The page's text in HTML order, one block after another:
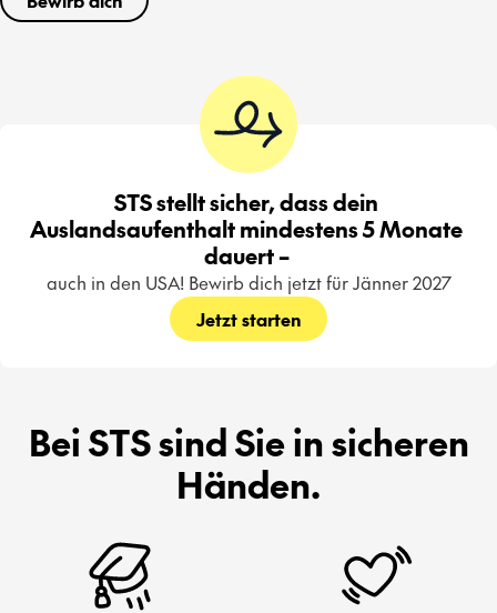
STS stellt sicher, dass dein
Auslandsaufenthalt mindestens 5 Monate
dauert –
auch in den USA! Bewirb dich jetzt für Jänner 2027
Jetzt starten
Bei STS sind Sie in sicheren
Händen.